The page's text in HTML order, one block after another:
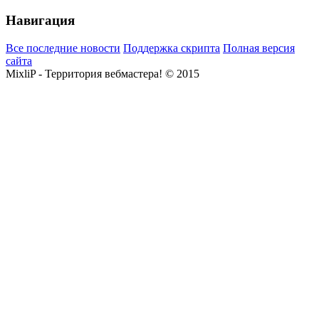
Навигация
Все последние новости Поддержка скрипта Полная версия
сайта
MixliP - Территория вебмастера! © 2015